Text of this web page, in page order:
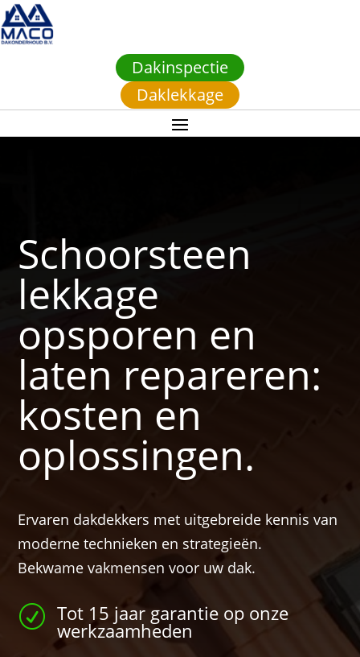
Dakinspectie
Daklekkage
Schoorsteen
lekkage
opsporen en
laten repareren:
kosten en
oplossingen.
Ervaren dakdekkers met uitgebreide kennis van
moderne technieken en strategieën.
Bekwame vakmensen voor uw dak.
R Tot 15 jaar garantie op onze
werkzaamheden